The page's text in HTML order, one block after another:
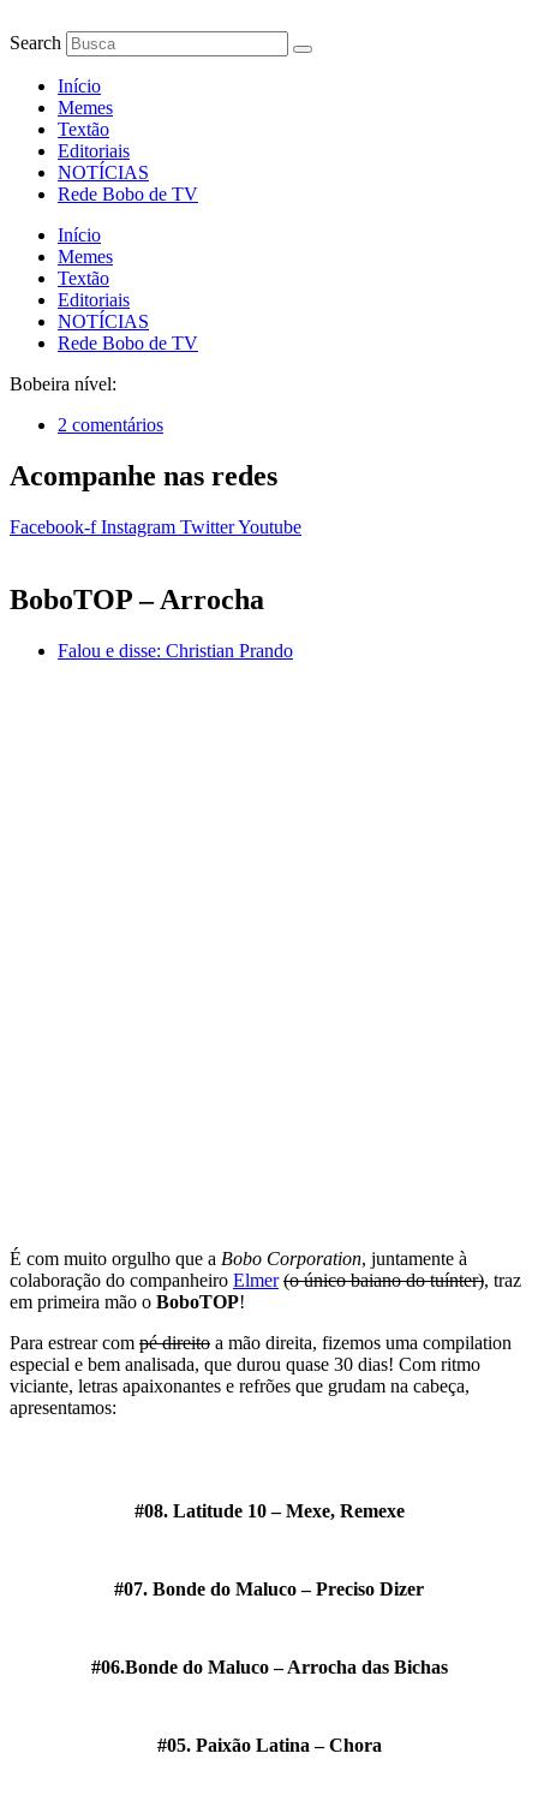
para
conteúdo
Search
Início
Memes
Textão
Editoriais
NOTÍCIAS
Rede Bobo de TV
Início
Memes
Textão
Editoriais
NOTÍCIAS
Rede Bobo de TV
Bobeira nível:
2 comentários
Acompanhe nas redes
Facebook-f Instagram TwitterYoutube
BoboTOP – Arrocha
Falou e disse: Christian Prando
É com muito orgulho que a Bobo Corporation, juntamente à
colaboração do companheiro Elmer (o único baiano do tuínter), traz
em primeira mão o BoboTOP!
Para estrear com pé direito a mão direita, fizemos uma compilation
especial e bem analisada, que durou quase 30 dias! Com ritmo
viciante, letras apaixonantes e refrões que grudam na cabeça,
apresentamos:
#08. Latitude 10 – Mexe, Remexe
#07. Bonde do Maluco – Preciso Dizer
#06.Bonde do Maluco – Arrocha das Bichas
#05. Paixão Latina – Chora